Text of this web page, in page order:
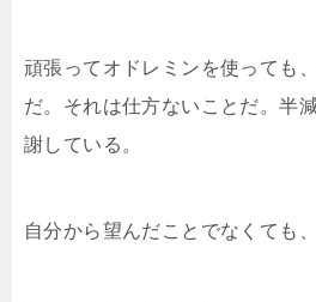
頑張ってオドレミンを使っても
だ。それは仕方ないことだ。半
謝している。
自分から望んだことでなくても、